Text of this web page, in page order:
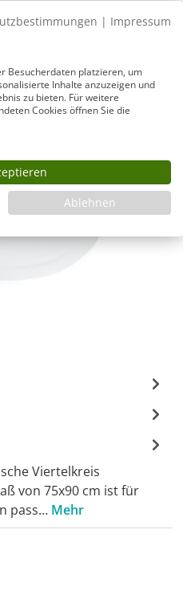
Viertelkreis
von 75x90 cm ist für
pass… Mehr
| Impressum
Besucherdaten platzieren, um
Inhalte anzuzeigen und
zu bieten. Für weitere
Cookies öffnen Sie die
Ablehnen